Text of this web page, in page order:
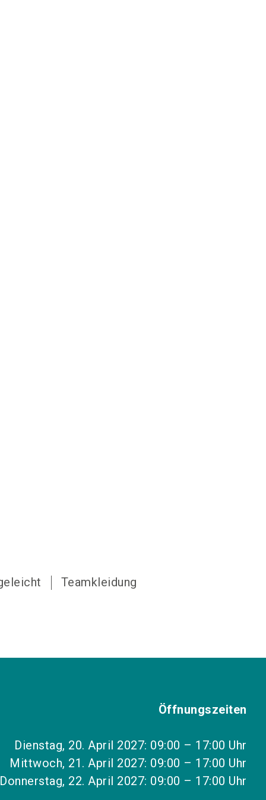
Teamkleidung
Öffnungszeiten
Dienstag, 20. April 2027: 09:00 – 17:00 Uhr
Mittwoch, 21. April 2027: 09:00 – 17:00 Uhr
Donnerstag, 22. April 2027: 09:00 – 17:00 Uhr